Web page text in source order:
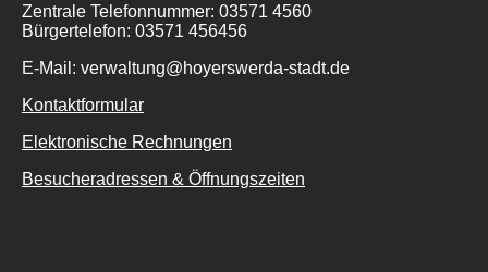
Zentrale Telefonnummer: 03571 4560
Bürgertelefon: 03571 456456
E-Mail: verwaltung@hoyerswerda-stadt.de
Kontaktformular
Elektronische Rechnungen
Besucheradressen & Öffnungszeiten